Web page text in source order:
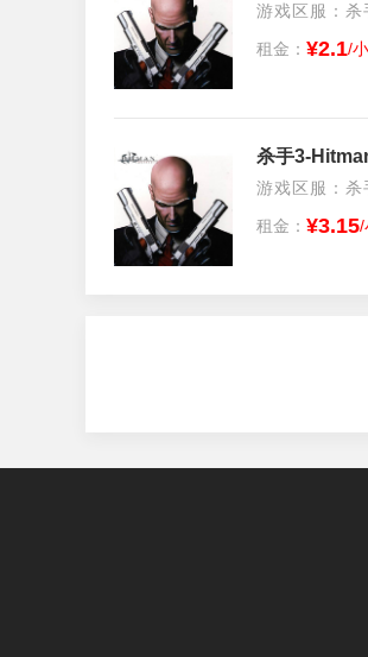
游戏区服：
租金： ¥2.1/
杀手3-
游戏区服：
租金： ¥3.15/